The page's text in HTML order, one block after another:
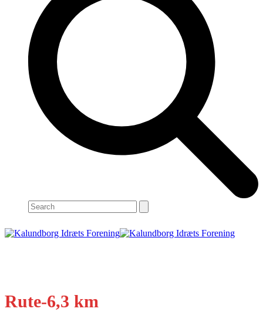
Search
Rute-6,3 km